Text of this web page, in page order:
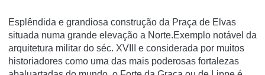
Esplêndida e grandiosa construção da Praça de Elvas
situada numa grande elevação a Norte.Exemplo notável da
arquitetura militar do séc. XVIII e considerada por muitos
historiadores como uma das mais poderosas fortalezas